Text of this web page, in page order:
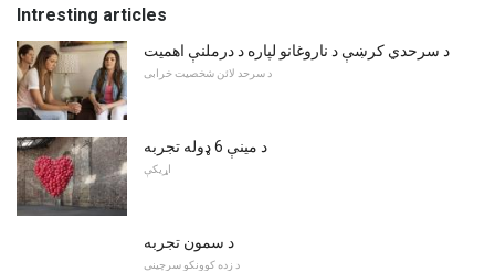
Intresting articles
د سرحدي کرښې د ناروغانو لپاره د درملنې اهمیت
د سرحد لائن شخصیت خرابی
د مینې 6 ډوله تجربه
اړیکې
د سمون تجربه
د زده کوونکو سرچینې